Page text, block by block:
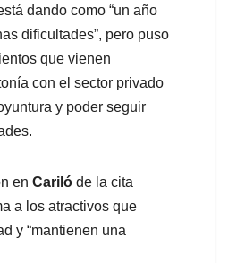
dando como “un año
dificultades”, pero puso
que vienen
con el sector privado
y poder seguir
en Cariló de la cita
a los atractivos que
y “mantienen una